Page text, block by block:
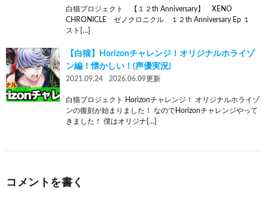
白猫プロジェクト 【１２th Anniversary】 XENO
CHRONICLE ゼノクロニクル １２th Anniversary Ep １
スト[…]
【白猫】Horizonチャレンジ！オリジナルホライゾ
ン編！懐かしい！(声優実況)
2021.09.24 2026.06.09更新
白猫プロジェクト Horizonチャレンジ！ オリジナルホライゾ
ンの復刻が始まりました！ なのでHorizonチャレンジやって
きました！ 僕はオリジナ[…]
コメントを書く